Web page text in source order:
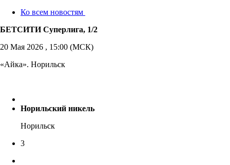
Ко всем новостям
БЕТСИТИ Суперлига, 1/2
20 Мая 2026 , 15:00 (МСК)
«Айка». Норильск
Норильский никель
Норильск
3